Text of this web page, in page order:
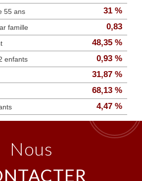
55 ans 31 %
famille 0,83
48,35 %
enfants 0,93 %
31,87 %
68,13 %
4,47 %
nous